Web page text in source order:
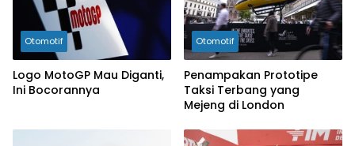
Otomotif
Logo MotoGP Mau Diganti,
Ini Bocorannya
Otomotif
Penampakan Prototipe
Taksi Terbang yang
Mejeng di London